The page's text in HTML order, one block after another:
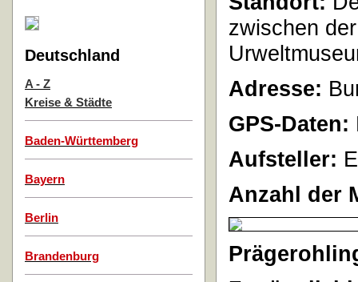
Deutschland
A - Z
Kreise & Städte
Baden-Württemberg
Bayern
Berlin
Brandenburg
zwischen
Adresse:
GPS-Daten:
Aufsteller:
Anzahl der